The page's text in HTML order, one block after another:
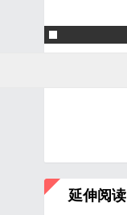
延伸阅读